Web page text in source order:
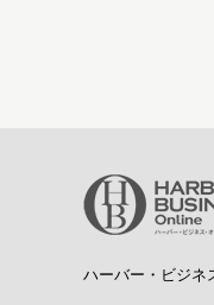
ハーバー・ビジネ